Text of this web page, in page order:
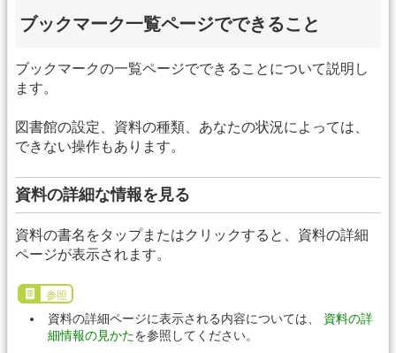
ブックマーク一覧ページでできること
ブックマークの一覧ページでできることについて説明し
ます。
図書館の設定、資料の種類、あなたの状況によっては、
できない操作もあります。
資料の詳細な情報を見る
資料の書名をタップまたはクリックすると、資料の詳細
ページが表示されます。
参照
資料の詳細ページに表示される内容については、 資料の詳
細情報の見かたを参照してください。